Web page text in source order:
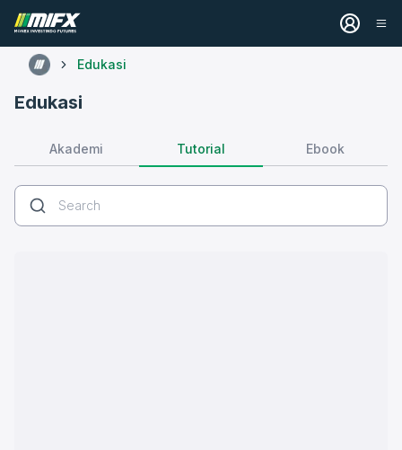
Edukasi
Edukasi
Akademi Tutorial Ebook